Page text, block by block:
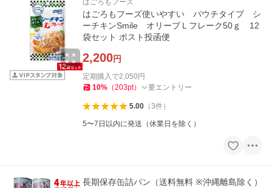
はごろもフーズ
はごろもフーズ使いやすい パウチタイプ シ
ーチキンSmile オリーブＬフレーク50ｇ 12
袋セット ポスト投函便
2,200円
定期購入で2,050 円
10% （203pt） 要エントリー
5.00（3件）
5〜7日以内に発送（休業日を除く）
長期保存缶詰パン（送料無料 ※沖縄離島除く）